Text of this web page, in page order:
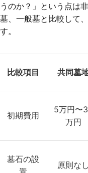
うのか？」という点は
墓、一般墓と比較して
す。
比較項目 共同墓
初期費用
5万円〜
万円
墓石の設
原則なし